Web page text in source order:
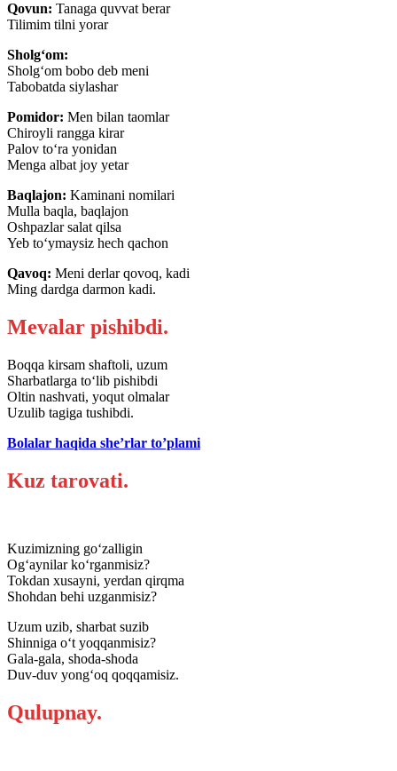
Qovun: Tanaga quvvat berar
Tilimim tilni yorar
Sholg‘om:
Sholg‘om bobo deb meni
Tabobatda siylashar
Pomidor: Men bilan taomlar
Chiroyli rangga kirar
Palov to‘ra yonidan
Menga albat joy yetar
Baqlajon: Kaminani nomilari
Mulla baqla, baqlajon
Oshpazlar salat qilsa
Yeb to‘ymaysiz hech qachon
Qavoq: Meni derlar qovoq, kadi
Ming dardga darmon kadi.
Mevalar pishibdi.
Boqqa kirsam shaftoli, uzum
Sharbatlarga to‘lib pishibdi
Oltin nashvati, yoqut olmalar
Uzulib tagiga tushibdi.
Bolalar haqida she’rlar to’plami
Kuz tarovati.
Kuzimizning go‘zalligin
Og‘aynilar ko‘rganmisiz?
Tokdan xusayni, yerdan qirqma
Shohdan behi uzganmisiz?
Uzum uzib, sharbat suzib
Shinniga o‘t yoqqanmisiz?
Gala-gala, shoda-shoda
Duv-duv yong‘oq qoqqamisiz.
Qulupnay.